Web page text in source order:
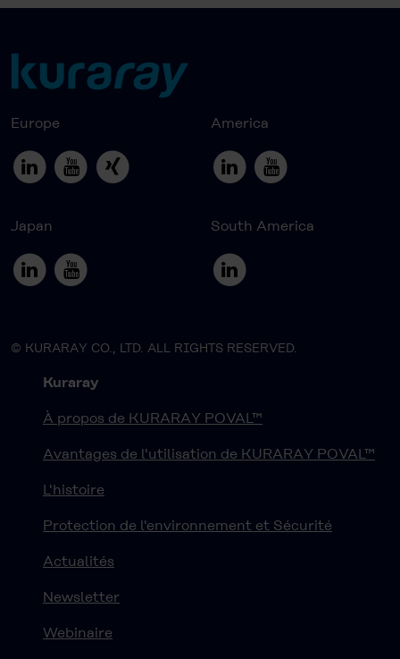
Europe America
Japan South America
© KURARAY CO., LTD. ALL RIGHTS RESERVED.
Kuraray
À propos de KURARAY POVAL™
Avantages de l'utilisation de KURARAY POVAL™
L'histoire
Protection de l'environnement et Sécurité
Actualités
Newsletter
Webinaire